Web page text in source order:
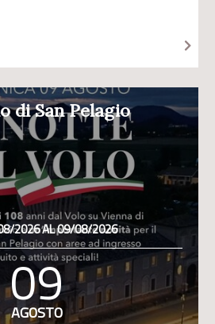
di San Pelagio
2026 AL 09/08/2026
09
AGOSTO